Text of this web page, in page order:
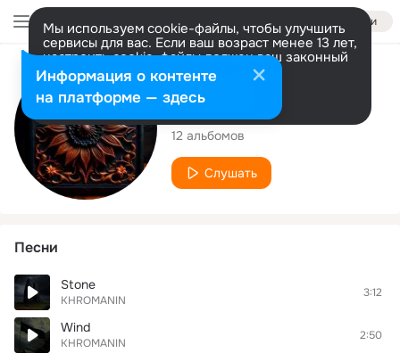
Войти
Мы используем cookie-файлы, чтобы улучшить
сервисы для вас. Если ваш возраст менее 13 лет,
настроить cookie-файлы должен ваш законный
представитель. Больше информации
Разрешить все Настроить
Исполнитель
KHROMANIN
12 альбомов
Слушать
Песни
Stone
KHROMANIN
3:12
Wind
KHROMANIN
2:50
Информация о контенте
на платформе — здесь